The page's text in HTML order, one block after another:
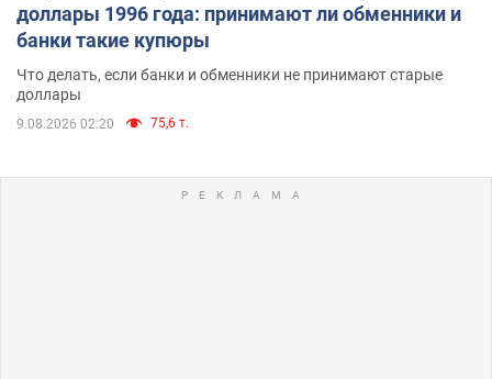
доллары 1996 года: принимают ли обменники и
банки такие купюры
Что делать, если банки и обменники не принимают старые
доллары
9.08.2026 02:20 75,6 т.